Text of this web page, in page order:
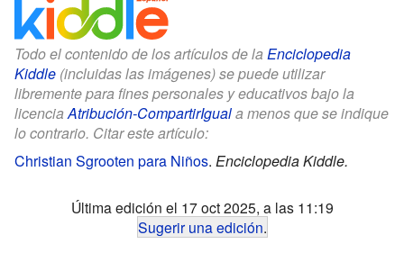
Todo el contenido de los artículos de la Enciclopedia
Kiddle (incluidas las imágenes) se puede utilizar
libremente para fines personales y educativos bajo la
licencia Atribución-CompartirIguala menos que se indique
lo contrario. Citar este artículo:
Christian Sgrooten para Niños. Enciclopedia Kiddle.
Última edición el 17 oct 2025, a las 11:19
Sugerir una edición.